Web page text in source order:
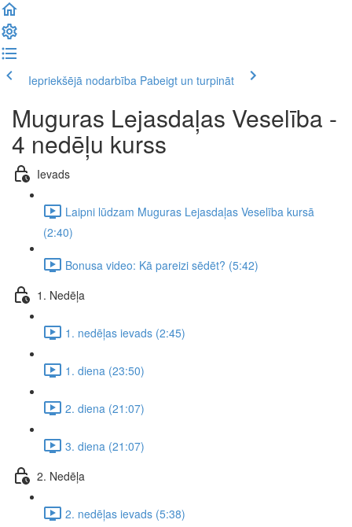
Iepriekšējā nodarbība Pabeigt un turpināt
Muguras Lejasdaļas Veselība -
4 nedēļu kurss
Ievads
Laipni lūdzam Muguras Lejasdaļas Veselība kursā
(2:40)
Bonusa video: Kā pareizi sēdēt? (5:42)
1. Nedēļa
1. nedēļas ievads (2:45)
1. diena (23:50)
2. diena (21:07)
3. diena (21:07)
2. Nedēļa
2. nedēļas ievads (5:38)